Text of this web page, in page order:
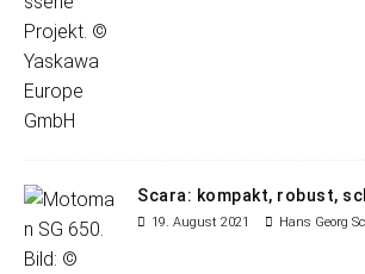
Scara: kompakt, robust,
19. August 2021 Hans Georg